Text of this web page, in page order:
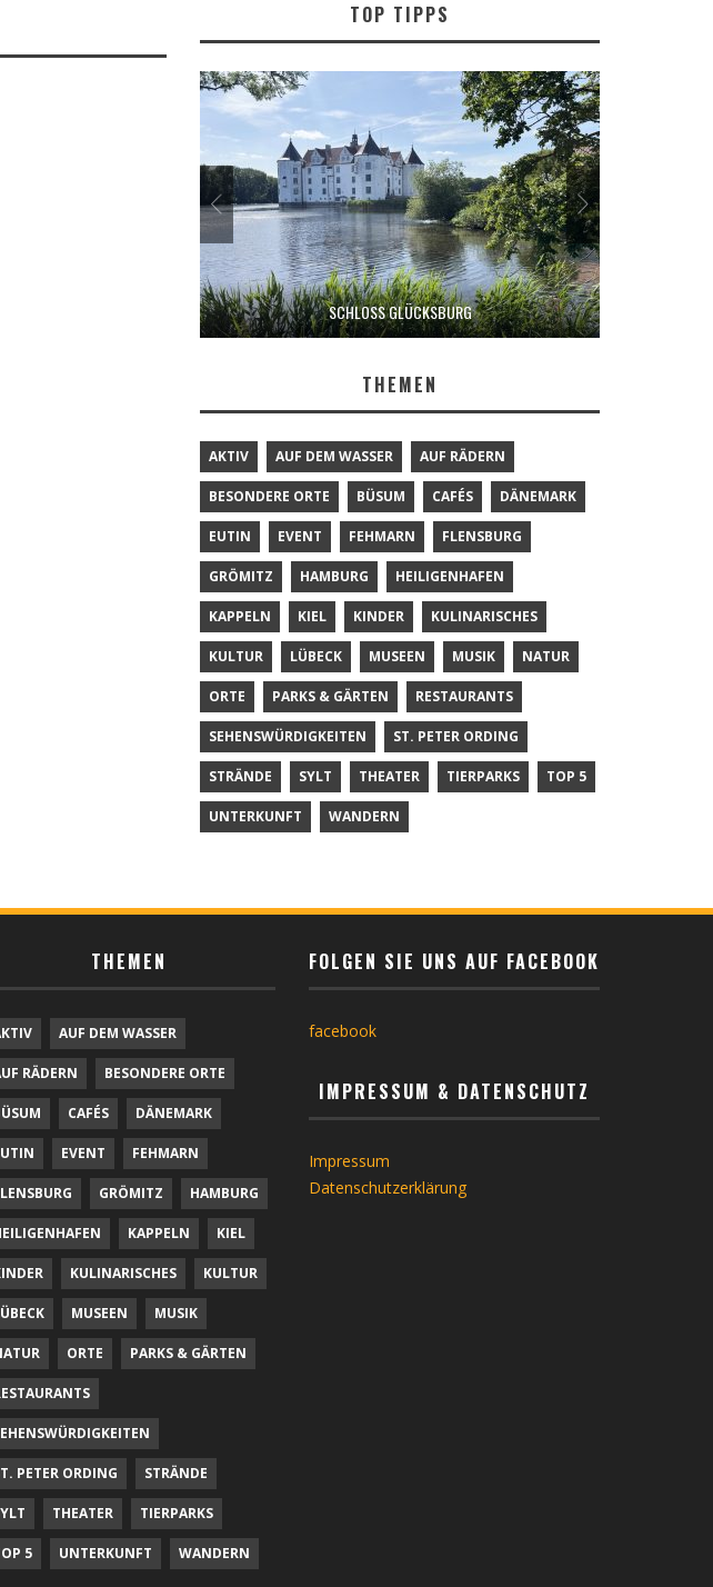
TOP TIPPS
SCHLOSS GLÜCKSBURG
THEMEN
AKTIV AUF DEM WASSER AUF RÄDERN
BESONDERE ORTE BÜSUM CAFÉS DÄNEMARK
EUTIN EVENT FEHMARN FLENSBURG
GRÖMITZ HAMBURG HEILIGENHAFEN
KAPPELN KIEL KINDER KULINARISCHES
KULTUR LÜBECK MUSEEN MUSIK NATUR
ORTE PARKS & GÄRTEN RESTAURANTS
SEHENSWÜRDIGKEITEN ST. PETER ORDING
STRÄNDE SYLT THEATER TIERPARKS TOP 5
UNTERKUNFT WANDERN
THEMEN
AUF DEM WASSER
RÄDERN BESONDERE ORTE
CAFÉS DÄNEMARK
EVENT FEHMARN
GRÖMITZ HAMBURG
KAPPELN KIEL
KULINARISCHES KULTUR
MUSEEN MUSIK
ORTE PARKS & GÄRTEN
PETER ORDING STRÄNDE
THEATER TIERPARKS
5 UNTERKUNFT WANDERN
FOLGEN SIE UNS AUF FACEBOOK
facebook
IMPRESSUM & DATENSCHUTZ
Impressum
Datenschutzerklärung